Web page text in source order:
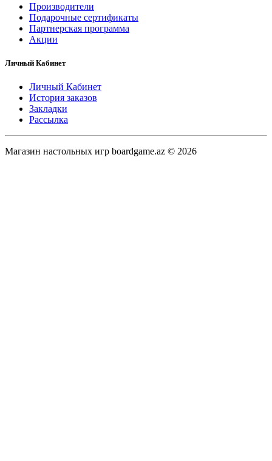
Производители
Подарочные сертификаты
Партнерская программа
Акции
Личный Кабинет
Личный Кабинет
История заказов
Закладки
Рассылка
Магазин настольных игр boardgame.az © 2026